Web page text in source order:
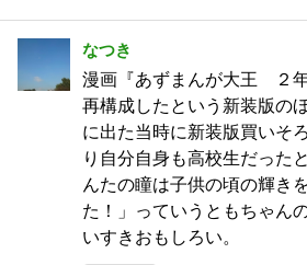
なつき
漫画『あずまんが大王 ２
再構成したという新装版の
に出た当時に新装版買いそ
り自分自身も高校生だった
んたの瞳は子供の頃の輝き
た！」っていうともちゃん
いすきおもしろい。